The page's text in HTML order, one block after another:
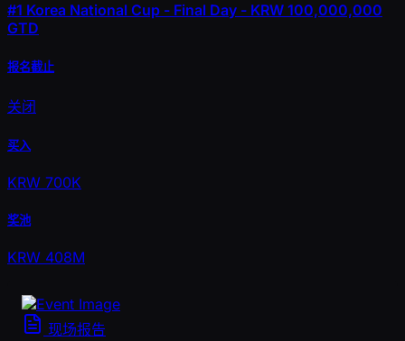
#1 Korea National Cup - Final Day - KRW 100,000,000
GTD
报名截止
关闭
买入
KRW 700K
奖池
KRW 408M
现场报告